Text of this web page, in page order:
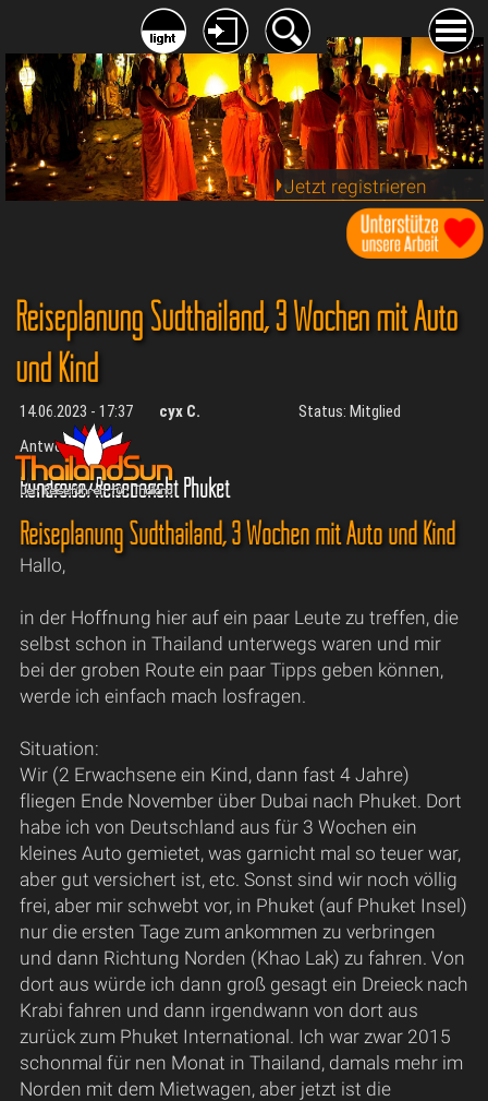
Jetzt registrieren
Reiseplanung Südthailand, 3 Wochen mit Auto
und Kind
14.06.2023 - 17:37 cyx C.
Status: Mitglied
Antworten:
2
Rundreise/Reisebericht Phuket
Reiseplanung Südthailand, 3 Wochen mit Auto und Kind
Hallo,
in der Hoffnung hier auf ein paar Leute zu treffen, die
selbst schon in Thailand unterwegs waren und mir
bei der groben Route ein paar Tipps geben können,
werde ich einfach mach losfragen.
Situation:
Wir (2 Erwachsene ein Kind, dann fast 4 Jahre)
fliegen Ende November über Dubai nach Phuket. Dort
habe ich von Deutschland aus für 3 Wochen ein
kleines Auto gemietet, was garnicht mal so teuer war,
aber gut versichert ist, etc. Sonst sind wir noch völlig
frei, aber mir schwebt vor, in Phuket (auf Phuket Insel)
nur die ersten Tage zum ankommen zu verbringen
und dann Richtung Norden (Khao Lak) zu fahren. Von
dort aus würde ich dann groß gesagt ein Dreieck nach
Krabi fahren und dann irgendwann von dort aus
zurück zum Phuket International. Ich war zwar 2015
schonmal für nen Monat in Thailand, damals mehr im
Norden mit dem Mietwagen, aber jetzt ist die